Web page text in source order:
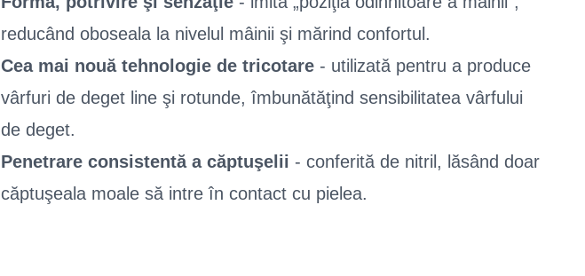
reducând oboseala la nivelul mâinii şi mărind confortul.
Cea mai nouă tehnologie de tricotare - utilizată pentru a produce
vârfuri de deget line şi rotunde, îmbunătăţind sensibilitatea vârfului
de deget.
Penetrare consistentă a căptuşelii - conferită de nitril, lăsând doar
căptuşeala moale să intre în contact cu pielea.